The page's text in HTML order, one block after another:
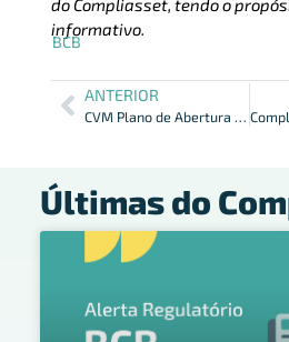
do Compliasset, tendo o
informativo.
BCB
ANTERIOR
CVM Plano de Abertura de Dados da CVM em 2022 Foi Concluído
Últimas do